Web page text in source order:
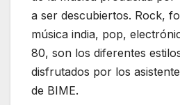
a ser descubiertos. Rock,
música india, pop,
80, son los diferentes
disfrutados por los
de BIME.